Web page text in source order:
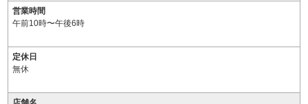
営業時間
午前10時〜午後6時
定休日
無休